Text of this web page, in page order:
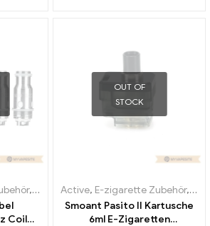
, Verdampfer
Coil
OUT OF
STOCK
Active, E-zigarette Zubehör,
Smoant Pasito II Kartusche
6ml E-Zigaretten